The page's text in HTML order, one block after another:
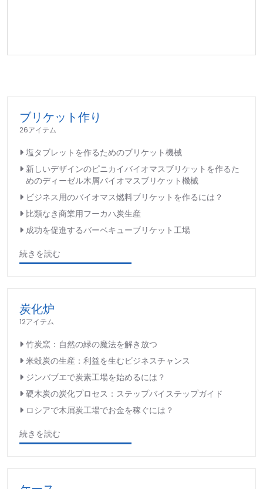
ブリケット作り
26アイテム
塩タブレットを作るためのブリケット機械
新しいデザインのピニカイバイオマスブリケットを作るた
めのディーゼル木屑バイオマスブリケット機械
ビジネス用のバイオマス燃料ブリケットを作るには？
比類なき商業用フーカハ炭生産
成功を促進するバーベキューブリケット工場
続きを読む
炭化炉
12アイテム
竹炭窯：自然の緑の魔法を解き放つ
米殻炭の生産：利益を生むビジネスチャンス
ジンバブエで炭素工場を始めるには？
硬木炭の炭化プロセス：ステップバイステップガイド
ロシアで木屑炭工場でお金を稼ぐには？
続きを読む